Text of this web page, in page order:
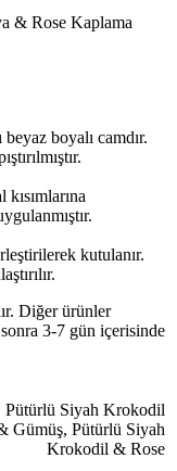
& Rose Kaplama
boyalı camdır.
kısımlarına
kutulanır.
Diğer ürünler
3-7 gün içerisinde
Pütürlü Siyah Krokodil
Gümüş, Pütürlü Siyah
Krokodil & Rose